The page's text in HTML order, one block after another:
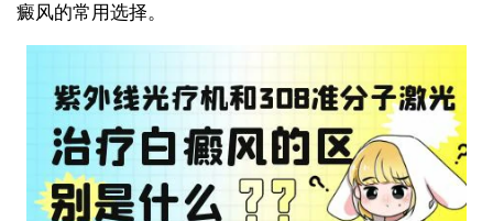
癜风的常用选择。